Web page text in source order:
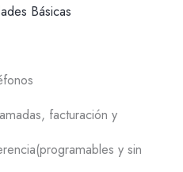
Básicas
facturación y
y sin